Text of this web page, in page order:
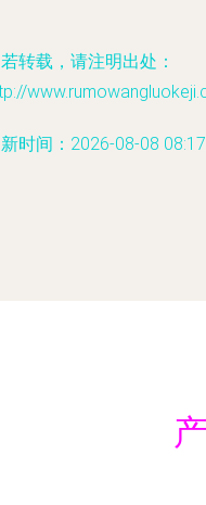
转载，请注明出处：
时间：2026-08-08